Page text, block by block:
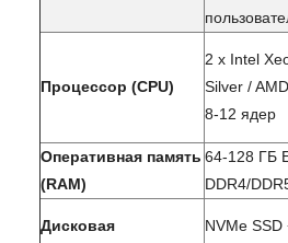
Процессор (CPU)
2 x Intel
Silver /
8-12 ядер
Оперативная память
(RAM)
64-128 ГБ
DDR4/
Дисковая
NVMe SSD